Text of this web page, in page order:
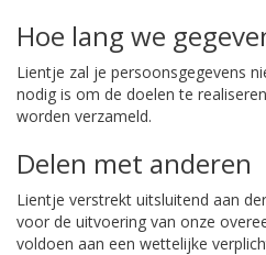
Hoe lang we
Lientje zal je persoonsgegevens
nodig is om de doelen te
worden verzameld.
Delen met anderen
Lientje verstrekt uitsluitend aan
voor de uitvoering van onze
voldoen aan een wettelijke